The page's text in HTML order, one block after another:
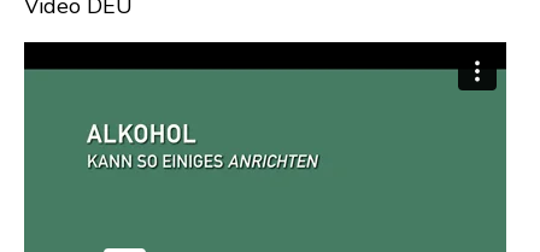
Video DEU